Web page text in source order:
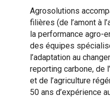
Agrosolutions
filières (de l’amont à
la performance agro-
des équipes
l’adaptation au
reporting carbone, de
et de l’agriculture
50 ans d’expérience